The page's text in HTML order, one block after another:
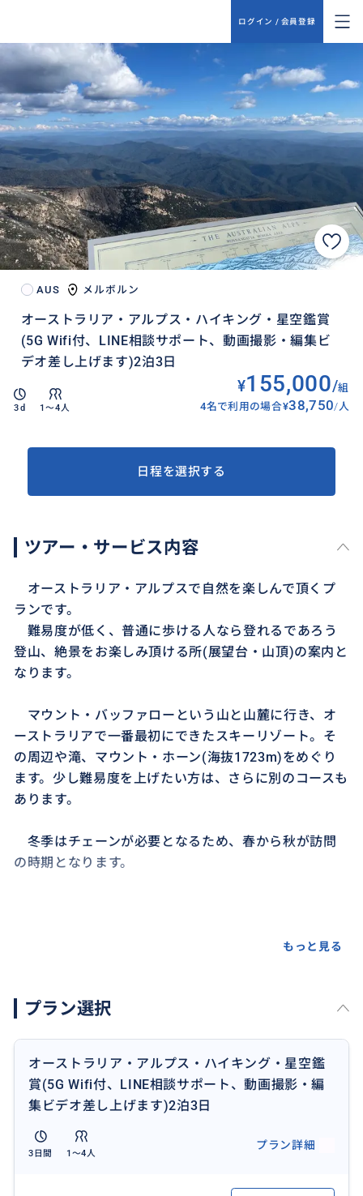
ログイン / 会員登録
AUS メルボルン
オーストラリア・アルプス・ハイキング・星空鑑賞
(5G Wifi付、LINE相談サポート、動画撮影・編集ビ
デオ差し上げます)2泊3日
3d 1〜4人
¥155,000/組
4名で利用の場合¥38,750/ 人
日程を選択する
ツアー・サービス内容
オーストラリア・アルプスで自然を楽しんで頂くプ
ランです。
難易度が低く、普通に歩ける人なら登れるであろう
登山、絶景をお楽しみ頂ける所(展望台・山頂)の案内と
なります。
マウント・バッファローという山と山麓に行き、オ
ーストラリアで一番最初にできたスキーリゾート。そ
の周辺や滝、マウント・ホーン(海抜1723m)をめぐり
ます。少し難易度を上げたい方は、さらに別のコースも
あります。
冬季はチェーンが必要となるため、春から秋が訪問
の時期となります。
もっと見る
プラン選択
オーストラリア・アルプス・ハイキング・星空鑑
賞(5G Wifi付、LINE相談サポート、動画撮影・編
集ビデオ差し上げます)2泊3日
3日間 1〜4人
プラン詳細